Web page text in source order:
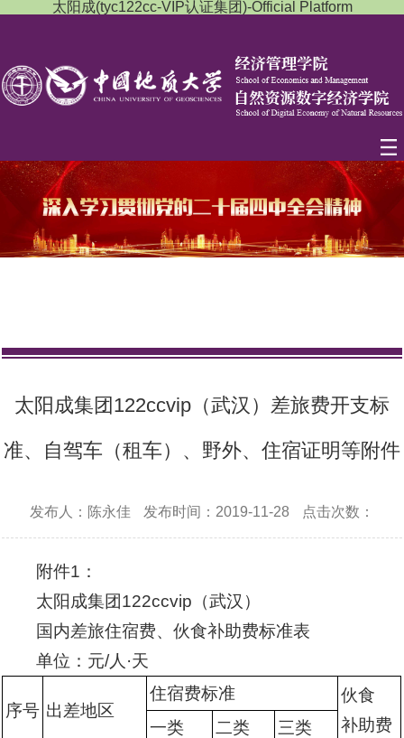
太阳成(tyc122cc-VIP认证集团)-Official Platform
太阳成集团122ccvip（武汉）差旅费开支标
准、自驾车（租车）、野外、住宿证明等附件
发布人：陈永佳 发布时间：2019-11-28 点击次数：
附件1：
太阳成集团122ccvip（武汉）
国内差旅住宿费、伙食补助费标准表
单位：元/人·天
序号 出差地区
住宿费标准
伙食
补助费
一类 二类
三类